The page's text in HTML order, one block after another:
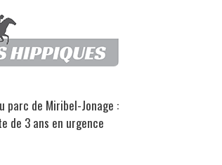
parc de Miribel-Jonage :
de 3 ans en urgence